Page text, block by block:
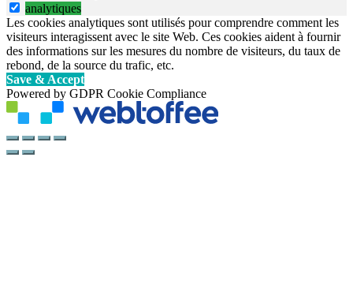
analytiques
Les cookies analytiques sont utilisés pour comprendre comment les
visiteurs interagissent avec le site Web. Ces cookies aident à fournir
des informations sur les mesures du nombre de visiteurs, du taux de
rebond, de la source du trafic, etc.
Save & Accept
Powered by GDPR Cookie Compliance